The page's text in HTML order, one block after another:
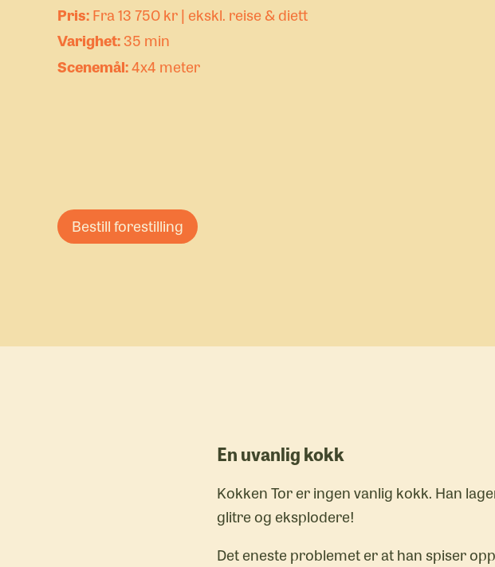
Fra 13 750 kr | ekskl. reise & diett
35 min
4x4 meter
Bestill forestilling
En uvanlig kokk
Kokken Tor er ingen vanlig kokk. Han
glitre og eksplodere!
Det eneste problemet er at han spiser